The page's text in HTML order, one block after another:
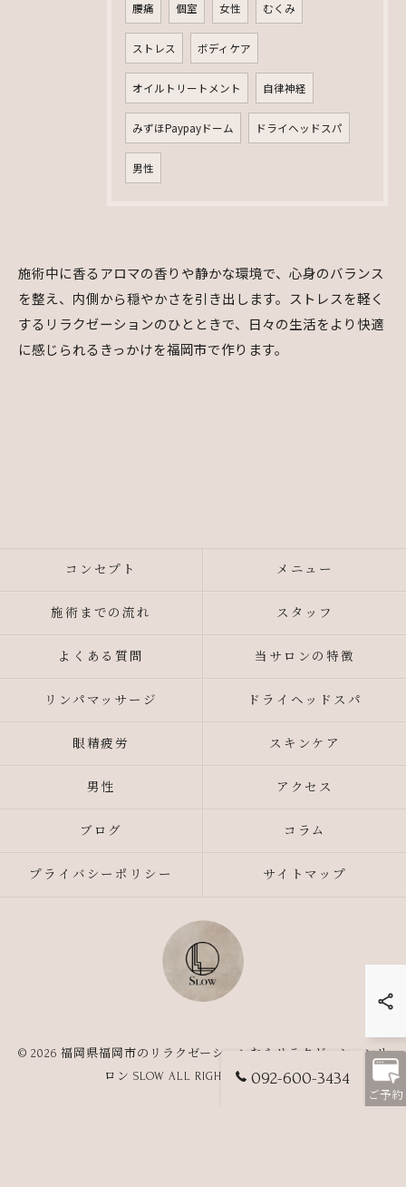
腰痛 個室 女性 むくみ
ストレス ボディケア
オイルトリートメント 自律神経
みずほPaypayドーム ドライヘッドスパ
男性
施術中に香るアロマの香りや静かな環境で、心身のバランス
を整え、内側から穏やかさを引き出します。ストレスを軽く
するリラクゼーションのひとときで、日々の生活をより快適
に感じられるきっかけを福岡市で作ります。
092-600-3434
ご予約
コンセプト メニュー
施術までの流れ スタッフ
よくある質問 当サロンの特徴
リンパマッサージ ドライヘッドスパ
眼精疲労 スキンケア
男性 アクセス
ブログ コラム
プライバシーポリシー サイトマップ
© 2026 福岡県福岡市のリラクゼーションならリラクゼーションサ
ロン SLOW ALL RIGHTS RESERVED.